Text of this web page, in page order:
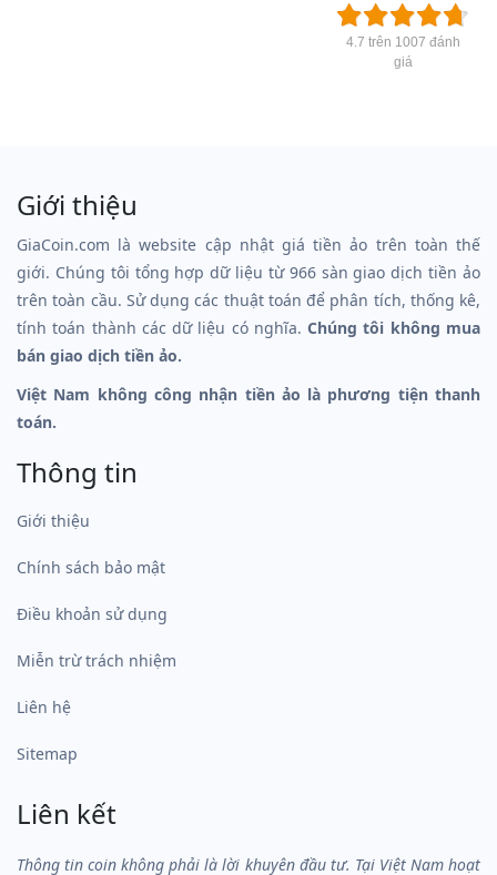
4.7 trên 1007 đánh
giá
Giới thiệu
GiaCoin.com là website cập nhật giá tiền ảo trên toàn thế
giới. Chúng tôi tổng hợp dữ liệu từ 966 sàn giao dịch tiền ảo
trên toàn cầu. Sử dụng các thuật toán để phân tích, thống kê,
tính toán thành các dữ liệu có nghĩa.Chúng tôi không mua
bán giao dịch tiền ảo.
Việt Nam không công nhận tiền ảo là phương tiện thanh
toán.
Thông tin
Giới thiệu
Chính sách bảo mật
Điều khoản sử dụng
Miễn trừ trách nhiệm
Liên hệ
Sitemap
Liên kết
Thông tin coin không phải là lời khuyên đầu tư. Tại Việt Nam hoạt